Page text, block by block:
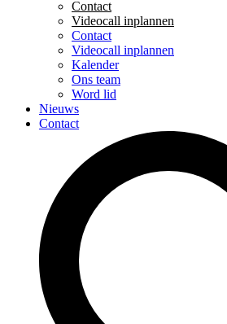
Contact
Videocall inplannen
Contact
Videocall inplannen
Kalender
Ons team
Word lid
Nieuws
Contact